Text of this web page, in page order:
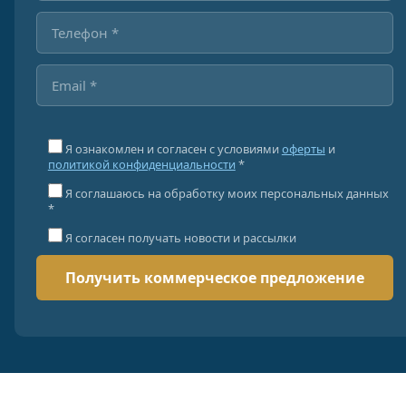
Я ознакомлен и согласен с условиями оферты и
политикой конфиденциальности *
Я соглашаюсь на обработку моих персональных данных
*
Я согласен получать новости и рассылки